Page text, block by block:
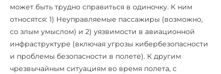
может быть трудно справиться в одиночку. К ним
относятся: 1) Неуправляемые пассажиры (возможно,
со злым умыслом) и 2) уязвимости в авиационной
инфраструктуре (включая угрозы кибербезопасности
и проблемы безопасности в полете). К другим
чрезвычайным ситуациям во время полета, с